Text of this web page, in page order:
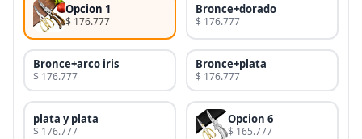
Opcion 1
$ 176.777
Bronce+dorado
$ 176.777
Bronce+arco iris
$ 176.777
Bronce+plata
$ 176.777
plata y plata
$ 176.777
Opcion 6
$ 165.777